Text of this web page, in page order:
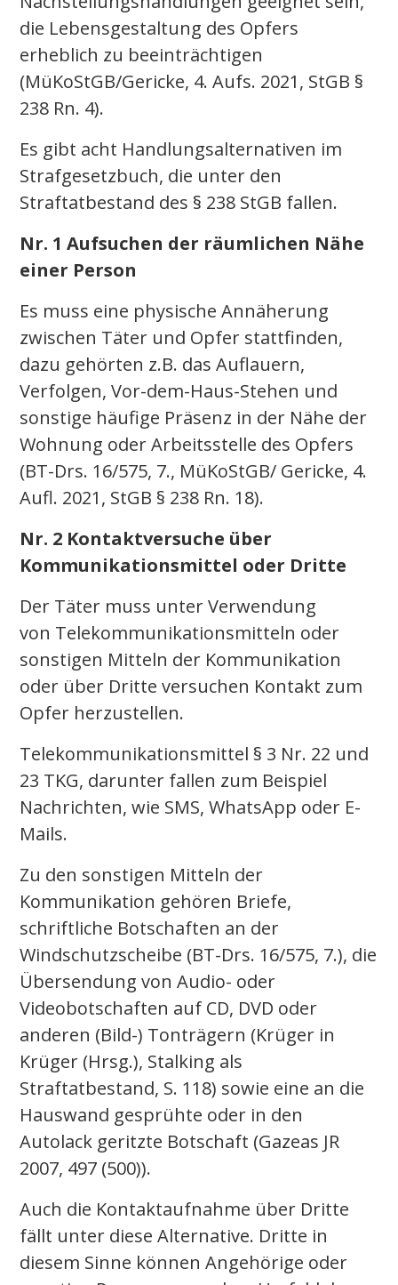
die Lebensgestaltung des Opfers
erheblich zu beeinträchtigen
(MüKoStGB/Gericke, 4. Aufs. 2021, StGB §
238 Rn. 4).
Es gibt acht Handlungsalternativen im
Strafgesetzbuch, die unter den
Straftatbestand des § 238 StGB fallen.
Nr. 1 Aufsuchen der räumlichen Nähe
einer Person
Es muss eine physische Annäherung
zwischen Täter und Opfer stattfinden,
dazu gehörten z.B. das Auflauern,
Verfolgen, Vor-dem-Haus-Stehen und
sonstige häufige Präsenz in der Nähe der
Wohnung oder Arbeitsstelle des Opfers
(BT-Drs. 16/575, 7., MüKoStGB/ Gericke, 4.
Aufl. 2021, StGB § 238 Rn. 18).
Nr. 2 Kontaktversuche über
Kommunikationsmittel oder Dritte
Der Täter muss unter Verwendung
von Telekommunikationsmitteln oder
sonstigen Mitteln der Kommunikation
oder über Dritte versuchen Kontakt zum
Opfer herzustellen.
Telekommunikationsmittel § 3 Nr. 22 und
23 TKG, darunter fallen zum Beispiel
Nachrichten, wie SMS, WhatsApp oder E-
Mails.
Zu den sonstigen Mitteln der
Kommunikation gehören Briefe,
schriftliche Botschaften an der
Windschutzscheibe (BT-Drs. 16/575, 7.), die
Übersendung von Audio- oder
Videobotschaften auf CD, DVD oder
anderen (Bild-) Tonträgern (Krüger in
Krüger (Hrsg.), Stalking als
Straftatbestand, S. 118) sowie eine an die
Hauswand gesprühte oder in den
Autolack geritzte Botschaft (Gazeas JR
2007, 497 (500)).
Auch die Kontaktaufnahme über Dritte
fällt unter diese Alternative. Dritte in
diesem Sinne können Angehörige oder